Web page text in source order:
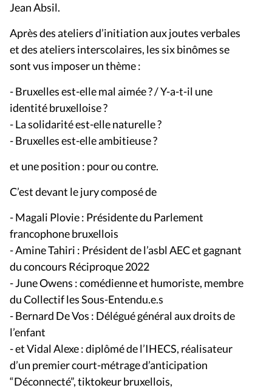
Jean Absil.
Après des ateliers d’initiation aux joutes verbales
et des ateliers interscolaires, les six binômes se
sont vus imposer un thème :
- Bruxelles est-elle mal aimée ? / Y-a-t-il une
identité bruxelloise ?
- La solidarité est-elle naturelle ?
- Bruxelles est-elle ambitieuse ?
et une position : pour ou contre.
C’est devant le jury composé de
- Magali Plovie : Présidente du Parlement
francophone bruxellois
- Amine Tahiri : Président de l’asbl AEC et gagnant
du concours Réciproque 2022
- June Owens : comédienne et humoriste, membre
du Collectif les Sous-Entendu.e.s
- Bernard De Vos : Délégué général aux droits de
l’enfant
- et Vidal Alexe : diplômé de l’IHECS, réalisateur
d’un premier court-métrage d’anticipation
“Déconnecté”, tiktokeur bruxellois,